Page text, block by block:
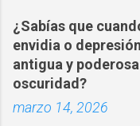
n
t
a
r
i
¿Sabías que
envidia o
antigua y
oscuridad?
marzo 14, 2026